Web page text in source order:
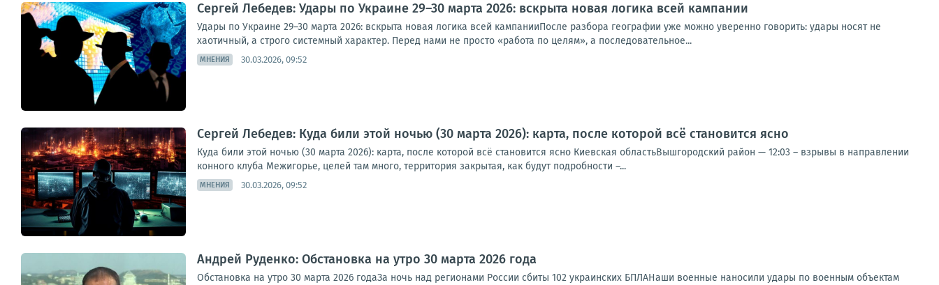
Сергей Лебедев: Удары по Украине 29–30 марта 2026: вскрыта новая логика всей кампании
Удары по Украине 29–30 марта 2026: вскрыта новая логика всей кампанииПосле разбора географии уже можно уверенно говорить: удары носят не
хаотичный, а строго системный характер. Перед нами не просто «работа по целям», а последовательное...
МНЕНИЯ 30.03.2026, 09:52
Сергей Лебедев: Куда били этой ночью (30 марта 2026): карта, после которой всё становится ясно
Куда били этой ночью (30 марта 2026): карта, после которой всё становится ясно Киевская областьВышгородский район — 12:03 – взрывы в направлении
конного клуба Межигорье, целей там много, территория закрытая, как будут подробности –...
МНЕНИЯ 30.03.2026, 09:52
Андрей Руденко: Обстановка на утро 30 марта 2026 года
Обстановка на утро 30 марта 2026 годаЗа ночь над регионами России сбиты 102 украинских БПЛАНаши военные наносили удары по военным объектам